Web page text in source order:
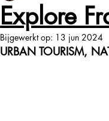
Normandie
Explore
Bijgewerkt op: 13 jun 2024
URBAN TOURISM,